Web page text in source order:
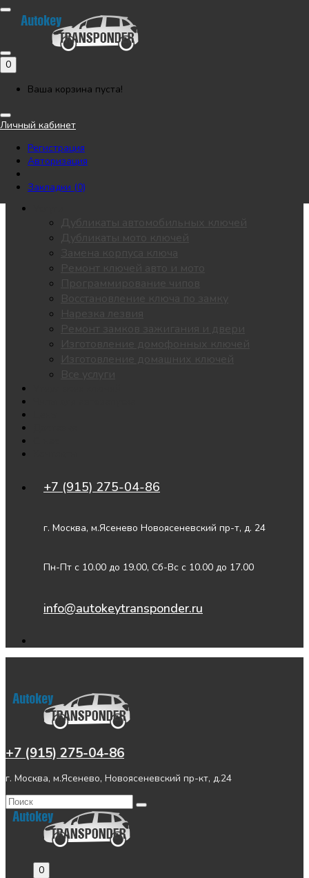
Позвонить
Напишите нам в Telegram
Автоключи
Все разделы
Дубликаты автомобильных ключей
Дубликаты мото ключей
Замена корпуса ключа
Ремонт ключей авто и мото
Программирование чипов
Восстановление ключа по замку
Нарезка лезвия
Ремонт замков зажигания и двери
Изготовление домофонных ключей
Изготовление домашних ключей
Все услуги
+7 (915) 275-04-86
г. Москва, м.Ясенево Новоясеневский пр-т, д. 24
Пн-Пт с 10.00 до 19.00, Сб-Вс с 10.00 до 17.00
info@autokeytransponder.ru
0
Ваша корзина пуста!
Личный кабинет
Регистрация
Авторизация
Закладки (0)
+7 (915) 275-04-86
г. Москва, м.Ясенево, Новоясеневский пр-кт, д.24
0